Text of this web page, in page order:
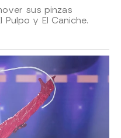
sus pinzas
y El Caniche.